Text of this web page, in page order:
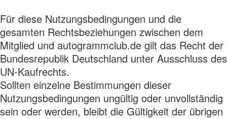
Für diese Nutzungsbedingungen und die
gesamten Rechtsbeziehungen zwischen dem
Mitglied und autogrammclub.de gilt das Recht der
Bundesrepublik Deutschland unter Ausschluss des
UN-Kaufrechts.
Sollten einzelne Bestimmungen dieser
Nutzungsbedingungen ungültig oder unvollständig
sein oder werden, bleibt die Gültigkeit der übrigen